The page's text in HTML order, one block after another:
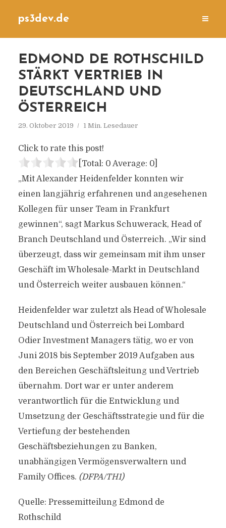
ps3dev.de
EDMOND DE ROTHSCHILD
STÄRKT VERTRIEB IN
DEUTSCHLAND UND
ÖSTERREICH
29. Oktober 2019 1 Min. Lesedauer
Click to rate this post!
[Total: 0 Average: 0]
„Mit Alexander Heidenfelder konnten wir
einen langjährig erfahrenen und angesehenen
Kollegen für unser Team in Frankfurt
gewinnen“, sagt Markus Schuwerack, Head of
Branch Deutschland und Österreich. „Wir sind
überzeugt, dass wir gemeinsam mit ihm unser
Geschäft im Wholesale-Markt in Deutschland
und Österreich weiter ausbauen können.“
Heidenfelder war zuletzt als Head of Wholesale
Deutschland und Österreich bei Lombard
Odier Investment Managers tätig, wo er von
Juni 2018 bis September 2019 Aufgaben aus
den Bereichen Geschäftsleitung und Vertrieb
übernahm. Dort war er unter anderem
verantwortlich für die Entwicklung und
Umsetzung der Geschäftsstrategie und für die
Vertiefung der bestehenden
Geschäftsbeziehungen zu Banken,
unabhängigen Vermögensverwaltern und
Family Offices. (DFPA/TH1)
Quelle: Pressemitteilung Edmond de
Rothschild